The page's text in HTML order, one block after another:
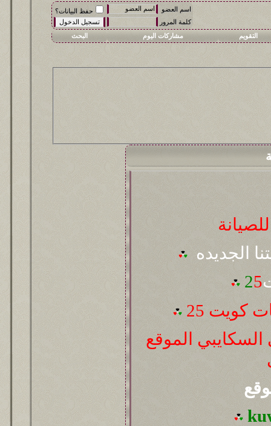
اسم العضو
حفظ البيانات؟
كلمة المرور
التقويم
مشاركات اليوم البحث
الجديده
25
كويت 25
الموقع